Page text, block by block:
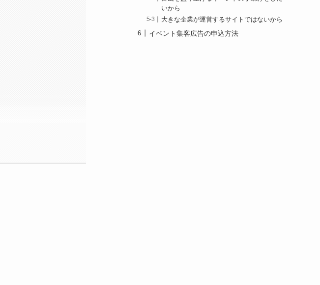
いから
大きな企業が運営するサイトではないから
イベント集客広告の申込方法